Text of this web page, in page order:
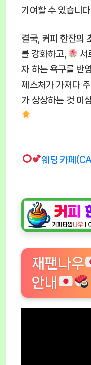
기여할 수 있습니다.
결국, 커피 한잔의
를 강화하고,
서
자 하는 욕구를 반
제스처가 가져다
가 상상하는 것 이
웨딩 카페
재팬나우
안내